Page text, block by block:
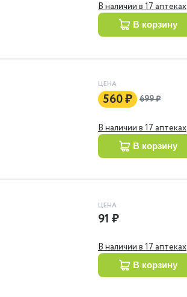
В наличии в 17 аптеках
в корзину
ЦЕНА
560 ₽ 699 ₽
В наличии в 17 аптеках
в корзину
ЦЕНА
91 ₽
В наличии в 17 аптеках
в корзину